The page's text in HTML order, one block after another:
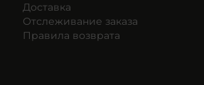
Доставка
Отслеживание заказа
Правила возврата